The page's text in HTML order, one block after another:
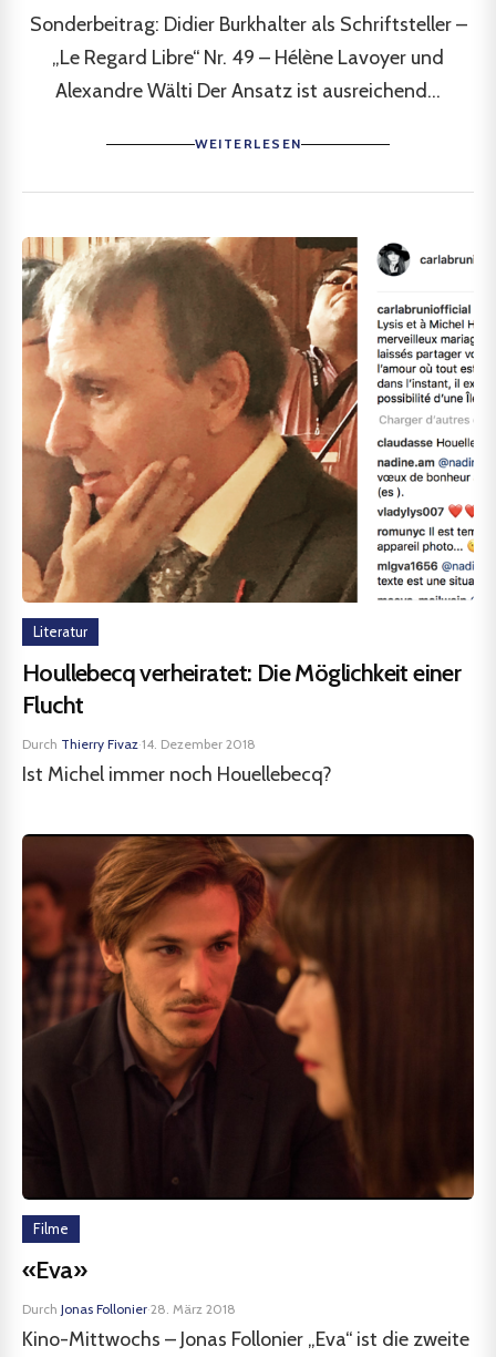
Sonderbeitrag: Didier Burkhalter als Schriftsteller –
„Le Regard Libre“ Nr. 49 – Hélène Lavoyer und
Alexandre Wälti Der Ansatz ist ausreichend...
WEITERLESEN
Literatur
Houllebecq verheiratet: Die Möglichkeit einer
Flucht
Durch Thierry Fivaz·14. Dezember 2018
Ist Michel immer noch Houellebecq?
Filme
«Eva»
Durch Jonas Follonier·28. März 2018
Kino-Mittwochs – Jonas Follonier „Eva“ ist die zweite